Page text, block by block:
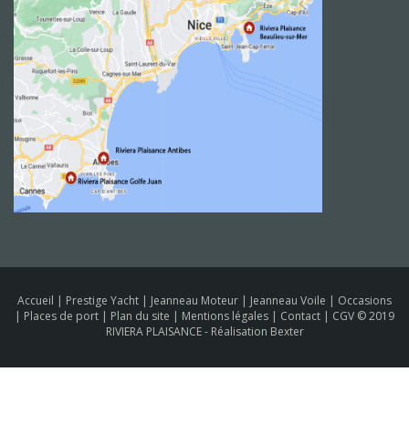
Accueil | Prestige Yacht | Jeanneau Moteur | Jeanneau Voile | Occasions
| Places de port | Plan du site | Mentions légales | Contact | CGV © 2019
RIVIERA PLAISANCE - Réalisation Bexter